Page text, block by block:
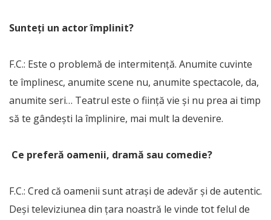
Sunteţi un actor împlinit?
F.C.: Este o problemă de intermitenţă. Anumite cuvinte
te împlinesc, anumite scene nu, anumite spectacole, da,
anumite seri… Teatrul este o fiinţă vie şi nu prea ai timp
să te gândeşti la împlinire, mai mult la devenire.
Ce preferă oamenii, dramă sau comedie?
F.C.: Cred că oamenii sunt atraşi de adevăr şi de autentic.
Deşi televiziunea din ţara noastră le vinde tot felul de